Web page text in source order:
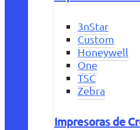
3nStar
Custom
Honeywell
One
TSC
Zebra
Impresoras de